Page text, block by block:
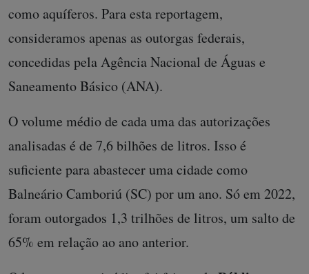
como aquíferos. Para esta reportagem,
consideramos apenas as outorgas federais,
concedidas pela Agência Nacional de Águas e
Saneamento Básico (ANA).
O volume médio de cada uma das autorizações
analisadas é de 7,6 bilhões de litros. Isso é
suficiente para abastecer uma cidade como
Balneário Camboriú (SC) por um ano. Só em 2022,
foram outorgados 1,3 trilhões de litros, um salto de
65% em relação ao ano anterior.